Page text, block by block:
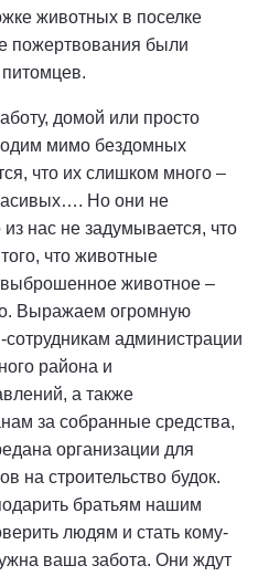
животных в поселке
пожертвования были
домой или просто
мимо бездомных
что их слишком много –
Но они не
нас не задумывается, что
что животные
выброшенное животное –
Выражаем огромную
сотрудникам администрации
района и
а также
за собранные средства,
организации для
на строительство будок.
братьям нашим
людям и стать кому-
ваша забота. Они ждут